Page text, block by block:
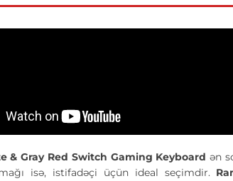
& Gray Red Switch Gaming Keyboardən
isə, istifadəçi üçün ideal seçimdir.